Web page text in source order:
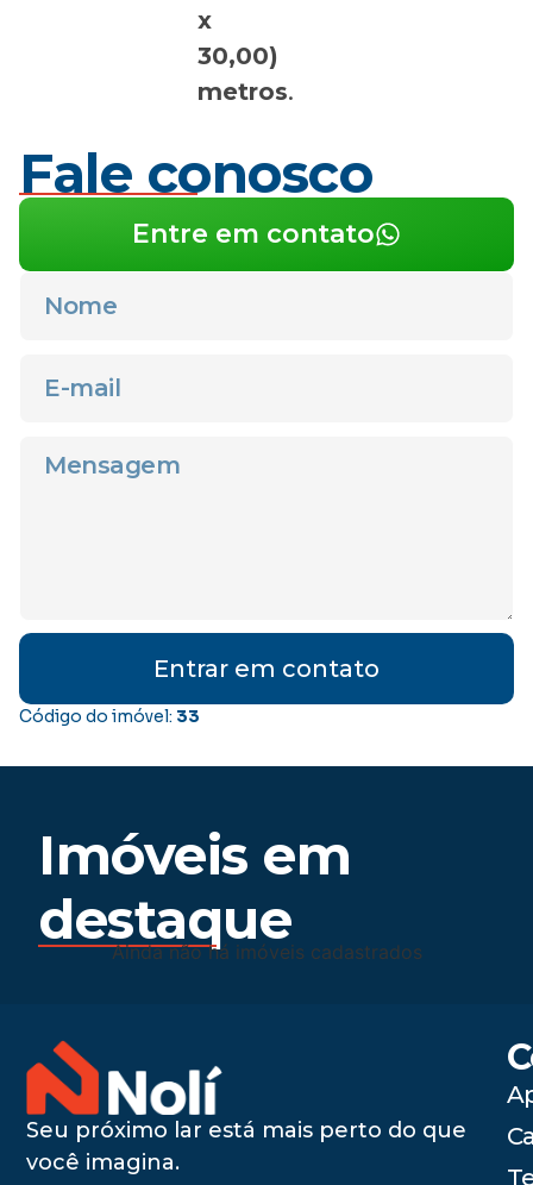
x
30,00)
metros.
Fale conosco
Entre em contato
Entrar em contato
Código do imóvel: 33
Imóveis em
destaque
Ainda não há imóveis cadastrados
Seu próximo lar está mais perto do que
você imagina.